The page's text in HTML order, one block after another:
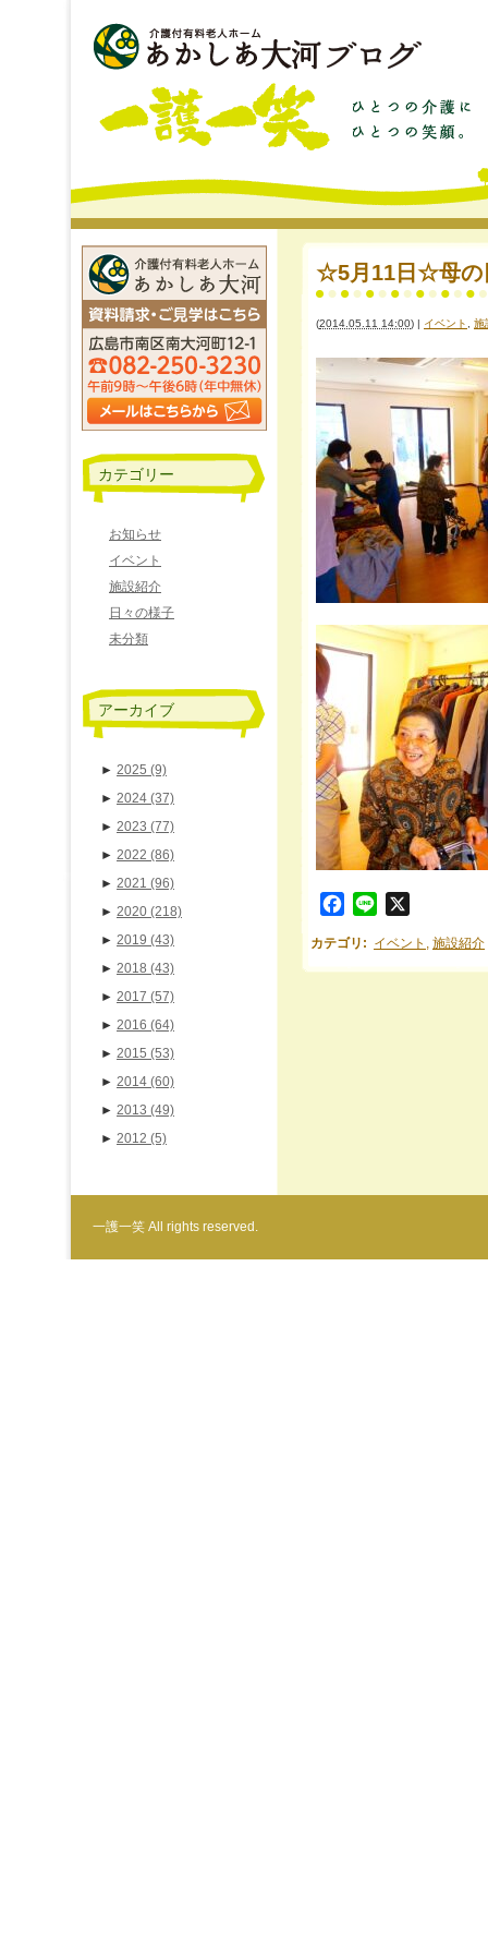
☆5月11日☆母の
(2014.05.11 14:00) | イベント 施
Facebook
Line
カテゴリ : イベント , 施設紹介
カテゴリー
お知らせ
イベント
施設紹介
日々の様子
未分類
アーカイブ
► 2025 (9)
► 2024 (37)
► 2023 (77)
► 2022 (86)
► 2021 (96)
► 2020 (218)
► 2019 (43)
► 2018 (43)
► 2017 (57)
► 2016 (64)
► 2015 (53)
► 2014 (60)
► 2013 (49)
► 2012 (5)
一護一笑 All rights reserved.